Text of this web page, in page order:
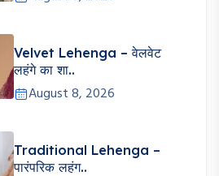
Velvet Lehenga – वेलवेट
लहंगे का शा..
August 8, 2026
Traditional Lehenga –
पारंपरिक लहंग..